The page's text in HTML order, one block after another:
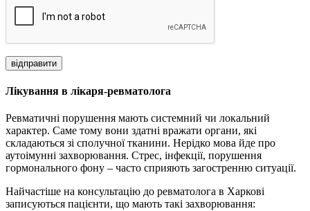
відправити
Лікування в лікаря-ревматолога
Ревматичні порушення мають системний чи локальний
характер. Саме тому вони здатні вражати органи, які
складаються зі сполучної тканини. Нерідко мова йде про
аутоімунні захворювання. Стрес, інфекції, порушення
гормонального фону – часто сприяють загостренню ситуації.
Найчастіше на консультацію до ревматолога в Харкові
записуються пацієнти, що мають такі захворювання: